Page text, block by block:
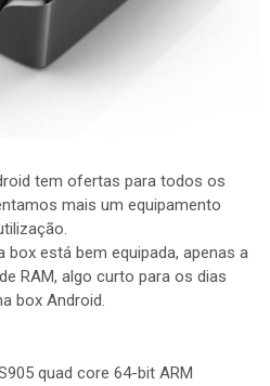
tem ofertas para todos os
mais um equipamento
box está bem equipada, apenas a
RAM, algo curto para os dias
box Android.
quad core 64-bit ARM